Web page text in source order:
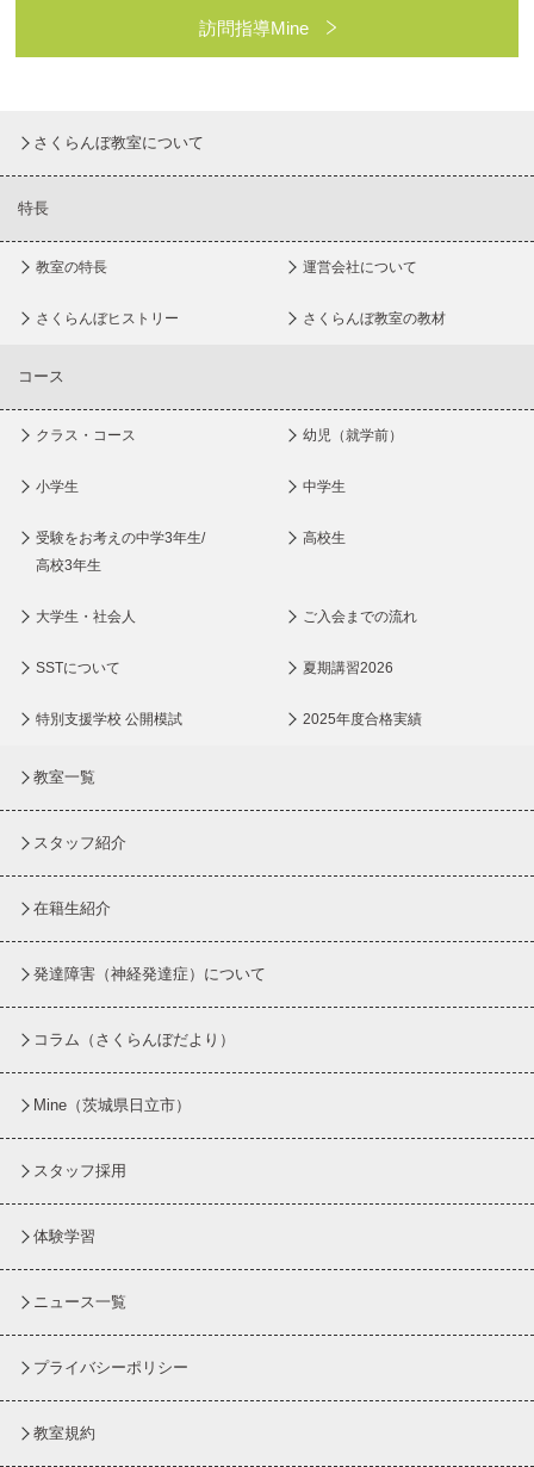
訪問指導Mine
さくらんぼ教室について
特長
教室の特長 運営会社について
さくらんぼヒストリー さくらんぼ教室の教材
コース
クラス・コース 幼児（就学前）
小学生 中学生
受験をお考えの中学3年生/
高校3年生
高校生
大学生・社会人 ご入会までの流れ
SSTについて 夏期講習2026
特別支援学校 公開模試 2025年度合格実績
教室一覧
スタッフ紹介
在籍生紹介
発達障害（神経発達症）について
コラム （さくらんぼだより）
Mine（茨城県日立市）
スタッフ採用
体験学習
ニュース一覧
プライバシーポリシー
教室規約